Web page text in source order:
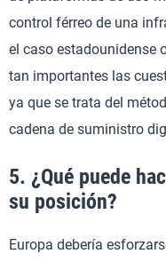
control férreo de una
el caso estadounidense
tan importantes las
ya que se trata del
cadena de suministro
5. ¿Qué puede
su posición?
Europa debería